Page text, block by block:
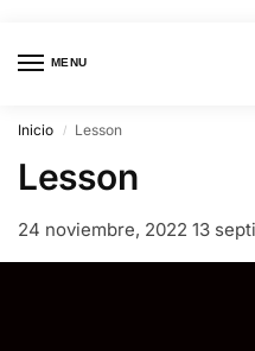
MENU
Inicio / Lesson
Lesson
24 noviembre, 2022 13